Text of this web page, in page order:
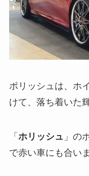
ポリッシュは、ホ
けて、落ち着いた
「 ホリッシュ 」の
で赤い車にも合いま